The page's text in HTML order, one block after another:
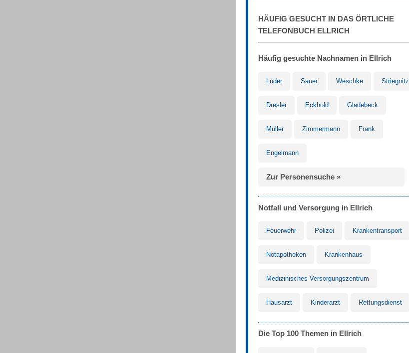
HÄUFIG GESUCHT IN DAS ÖRTLICHE
TELEFONBUCH ELLRICH
Häufig gesuchte Nachnamen in Ellrich
Lüder Sauer Weschke Striegnitz
Dresler Eckhold Gladebeck
Müller Zimmermann Frank
Engelmann
Zur Personensuche »
Notfall und Versorgung in Ellrich
Feuerwehr Polizei Krankentransport
Notapotheken Krankenhaus
Medizinisches Versorgungszentrum
Hausarzt Kinderarzt Rettungsdienst
Die Top 100 Themen in Ellrich